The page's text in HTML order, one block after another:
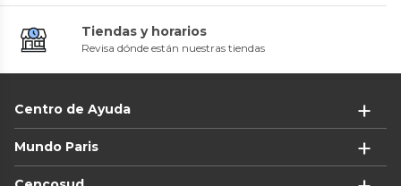
Tiendas y horarios
Revisa dónde están nuestras tiendas
Centro de Ayuda
Mundo Paris